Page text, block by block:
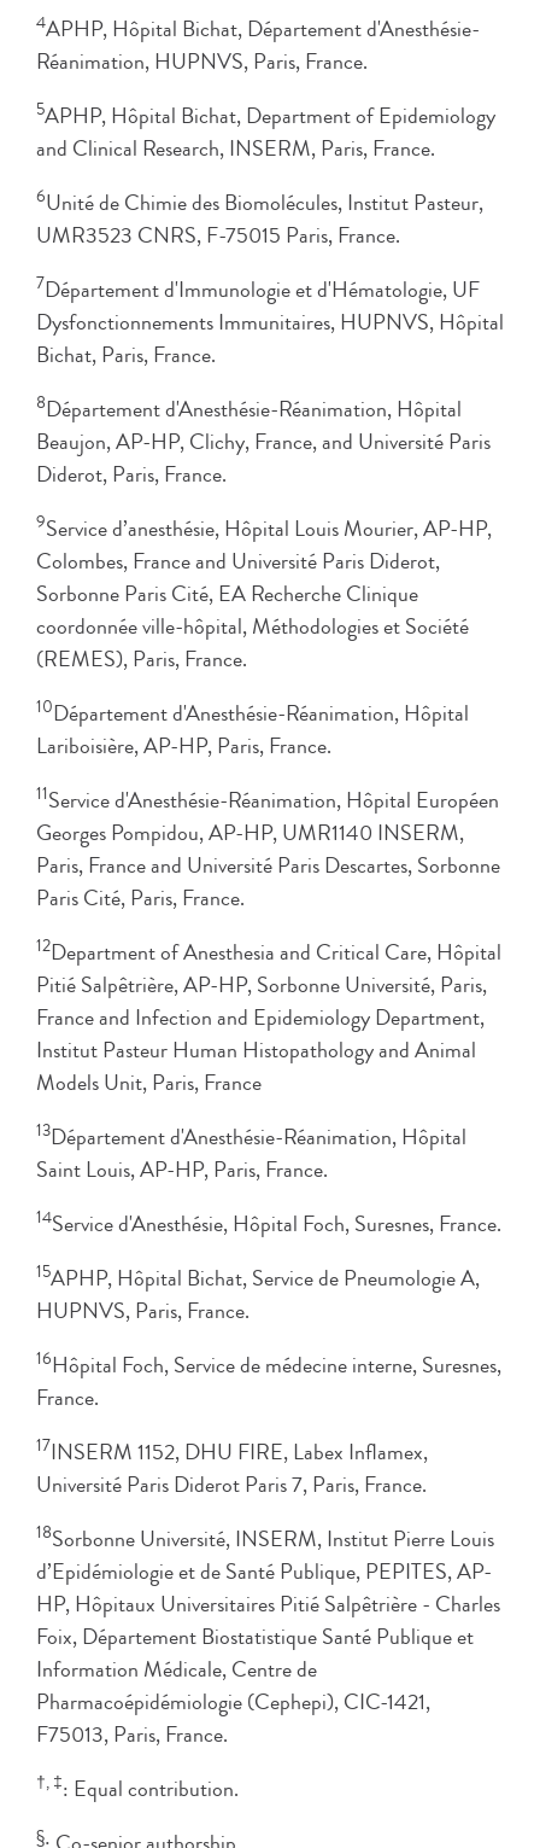
4APHP, Hôpital Bichat, Département d'Anesthésie-
Réanimation, HUPNVS, Paris, France.
5APHP, Hôpital Bichat, Department of Epidemiology
and Clinical Research, INSERM, Paris, France.
6Unité de Chimie des Biomolécules, Institut Pasteur,
UMR3523 CNRS, F-75015 Paris, France.
7Département d'Immunologie et d'Hématologie, UF
Dysfonctionnements Immunitaires, HUPNVS, Hôpital
Bichat, Paris, France.
8Département d'Anesthésie-Réanimation, Hôpital
Beaujon, AP-HP, Clichy, France, and Université Paris
Diderot, Paris, France.
9Service d’anesthésie, Hôpital Louis Mourier, AP-HP,
Colombes, France and Université Paris Diderot,
Sorbonne Paris Cité, EA Recherche Clinique
coordonnée ville-hôpital, Méthodologies et Société
(REMES), Paris, France.
10Département d'Anesthésie-Réanimation, Hôpital
Lariboisière, AP-HP, Paris, France.
11Service d'Anesthésie-Réanimation, Hôpital Européen
Georges Pompidou, AP-HP, UMR1140 INSERM,
Paris, France and Université Paris Descartes, Sorbonne
Paris Cité, Paris, France.
12Department of Anesthesia and Critical Care, Hôpital
Pitié Salpêtrière, AP-HP, Sorbonne Université, Paris,
France and Infection and Epidemiology Department,
Institut Pasteur Human Histopathology and Animal
Models Unit, Paris, France
13Département d'Anesthésie-Réanimation, Hôpital
Saint Louis, AP-HP, Paris, France.
14Service d'Anesthésie, Hôpital Foch, Suresnes, France.
15APHP, Hôpital Bichat, Service de Pneumologie A,
HUPNVS, Paris, France.
16Hôpital Foch, Service de médecine interne, Suresnes,
France.
17INSERM 1152, DHU FIRE, Labex Inflamex,
Université Paris Diderot Paris 7, Paris, France.
18Sorbonne Université, INSERM, Institut Pierre Louis
d’Epidémiologie et de Santé Publique, PEPITES, AP-
HP, Hôpitaux Universitaires Pitié Salpêtrière - Charles
Foix, Département Biostatistique Santé Publique et
Information Médicale, Centre de
Pharmacoépidémiologie (Cephepi), CIC-1421,
F75013, Paris, France.
†, ‡: Equal contribution.
§